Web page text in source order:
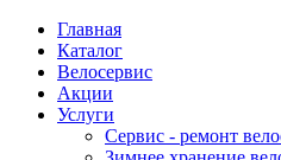
Главная
Каталог
Велосервис
Акции
Услуги
Сервис - ремонт